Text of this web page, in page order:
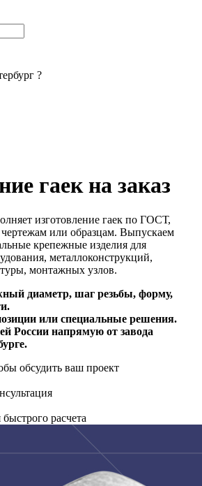
?
гаек на заказ
изготовление гаек по ГОСТ,
или образцам. Выпускаем
крепежные изделия для
металлоконструкций,
монтажных узлов.
диаметр, шаг резьбы, форму,
или специальные решения.
России напрямую от завода
обсудить ваш проект
расчета